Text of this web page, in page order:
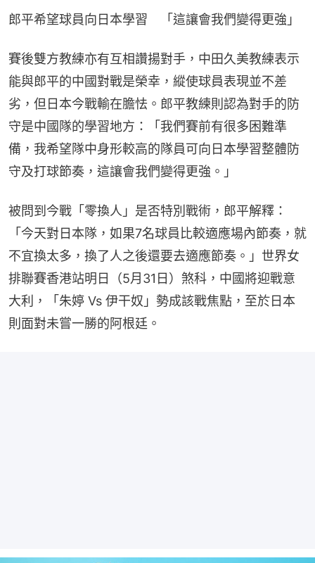
郎平希望球員向日本學習　「這讓會我們變得更強​」
賽後雙方教練亦有互相讚揚對手，中田久美教練表示
能與郎平的中國對戰是榮幸，縱使球員表現並不差
劣，但日本今戰輸在膽怯。郎平教練則認為對手的防
守是中國隊的學習地方：「我們賽前有很多困難準
備，我希望隊中身形較高的隊員可向日本學習整體防
守及打球節奏，這讓會我們變得更強。」
被問到今戰「零換人」是否特別戰術，郎平解釋：
「今天對日本隊，如果7名球員比較適應場內節奏，就
不宜換太多，換了人之後還要去適應節奏。」世界女
排聯賽香港站明日（5月31日）煞科，中國將迎戰意
大利，「朱婷 Vs 伊干奴」勢成該戰焦點，至於日本
則面對未嘗一勝的阿根廷。